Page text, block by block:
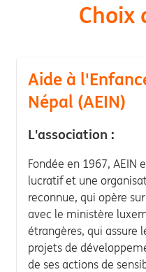
Choix
Aide à
Népal (AEIN)
L'association :
Fondée en 1967, AEIN
lucratif et une
reconnue, qui opère
avec le ministère
étrangères, qui assure
projets de
de ses actions de